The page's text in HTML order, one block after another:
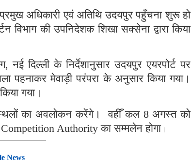
अधिकारी एवं अतिथि उदयपुर पहुँचना शुरू हो
विभाग की उपनिदेशक शिखा सक्सेना द्वारा किया
दिल्ली के निर्देशानुसार उदयपुर एयरपोर्ट पर
पहनाकर मेवाड़ी परंपरा के अनुसार किया गया।
गया।
का अवलोकन करेंगे। वहीँ कल 8 अगस्त को
Authority का सम्मलेन होगा ।
News